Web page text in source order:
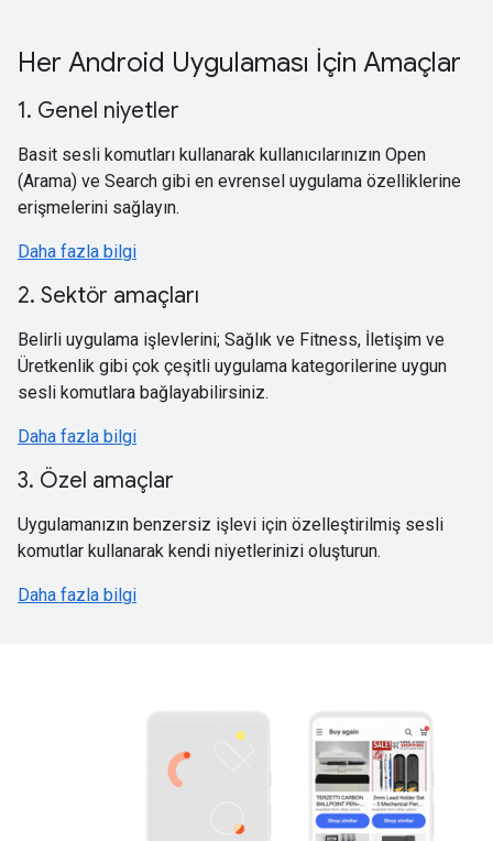
Her Android Uygulaması İçin Amaçlar
1. Genel niyetler
Basit sesli komutları kullanarak kullanıcılarınızın Open
(Arama) ve Search gibi en evrensel uygulama özelliklerine
erişmelerini sağlayın.
Daha fazla bilgi
2. Sektör amaçları
Belirli uygulama işlevlerini; Sağlık ve Fitness, İletişim ve
Üretkenlik gibi çok çeşitli uygulama kategorilerine uygun
sesli komutlara bağlayabilirsiniz.
Daha fazla bilgi
3. Özel amaçlar
Uygulamanızın benzersiz işlevi için özelleştirilmiş sesli
komutlar kullanarak kendi niyetlerinizi oluşturun.
Daha fazla bilgi